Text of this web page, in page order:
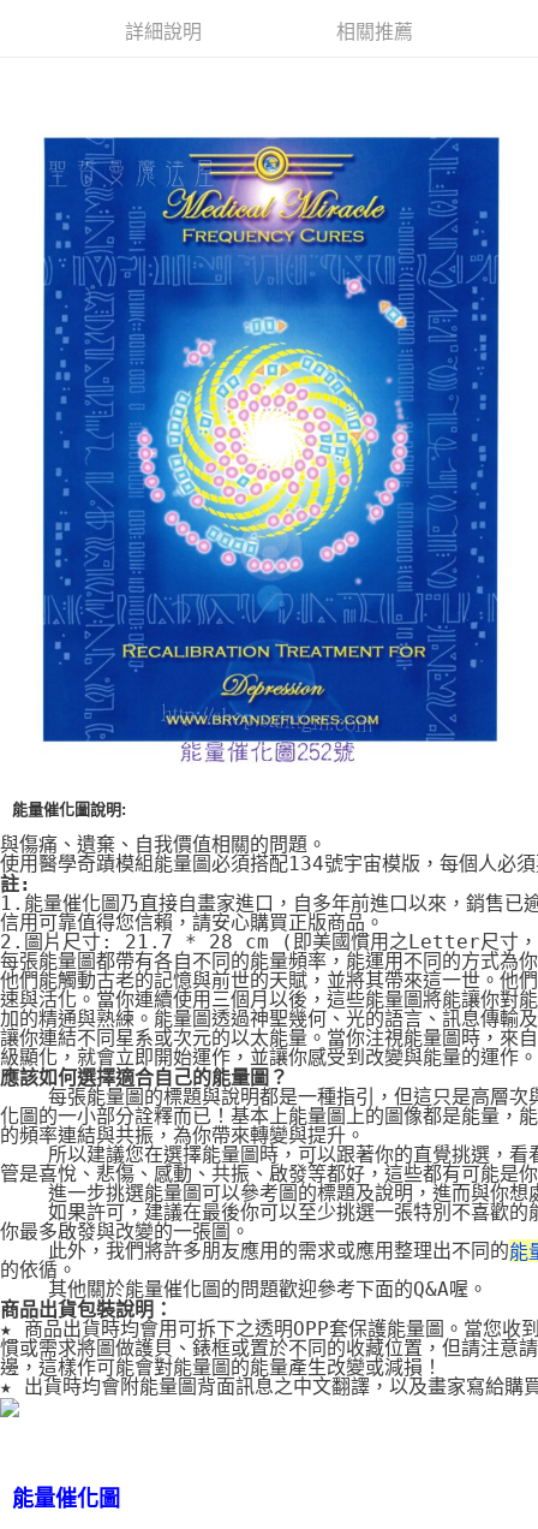
全家取貨付款
每筆NT$80，滿NT$3,000(含以上)免運費
7-11取貨付款
每筆NT$80，滿NT$3,000(含以上)免運費
賣家宅配幫您送（台灣）
每筆NT$80，滿NT$3,000(含以上)免運費
郵局幫你送（離島）
每筆NT$80，滿NT$3,000(含以上)免運費
付款後門市自取
免運費
詳細說明 相關推薦
能量催化圖說明:
與傷痛、遺棄、自我價值相關的問題。
使用醫學奇蹟模組能量圖必須搭配134號宇宙模版，每個人必
註:
1.能量催化圖乃直接自畫家進口，自多年前進口以來，銷售已
信用可靠值得您信賴，請安心購買正版商品。
2.圖片尺寸: 21.7 * 28 cm (即美國慣用之Letter尺寸，
每張能量圖都帶有各自不同的能量頻率，能運用不同的方式為
他們能觸動古老的記憶與前世的天賦，並將其帶來這一世。他
速與活化。當你連續使用三個月以後，這些能量圖將能讓你對
加的精通與熟練。能量圖透過神聖幾何、光的語言、訊息傳輸
讓你連結不同星系或次元的以太能量。當你注視能量圖時，來
級顯化，就會立即開始運作，並讓你感受到改變與能量的運作。
應該如何選擇適合自己的能量圖？
每張能量圖的標題與說明都是一種指引，但這只是高層次
化圖的一小部分詮釋而已！基本上能量圖上的圖像都是能量，
的頻率連結與共振，為你帶來轉變與提升。
所以建議您在選擇能量圖時，可以跟著你的直覺挑選，看
管是喜悅、悲傷、感動、共振、啟發等都好，這些都有可能是
進一步挑選能量圖可以參考圖的標題及說明，進而與你想
如果許可，建議在最後你可以至少挑選一張特別不喜歡的
你最多啟發與改變的一張圖。
    此外，我們將許多朋友應用的需求或應用整理出不同的
能
的依循。
    其他關於能量催化圖的問題歡迎參考下面的Q&A喔。
商品出貨包裝說明：
★ 商品出貨時均會用可拆下之透明OPP套保護能量圖。當您收
慣或需求將圖做護貝、錶框或置於不同的收藏位置，但請注意
邊，這樣作可能會對能量圖的能量產生改變或減損！
★ 出貨時均會附能量圖背面訊息之中文翻譯，以及畫家寫給購
能量催化圖